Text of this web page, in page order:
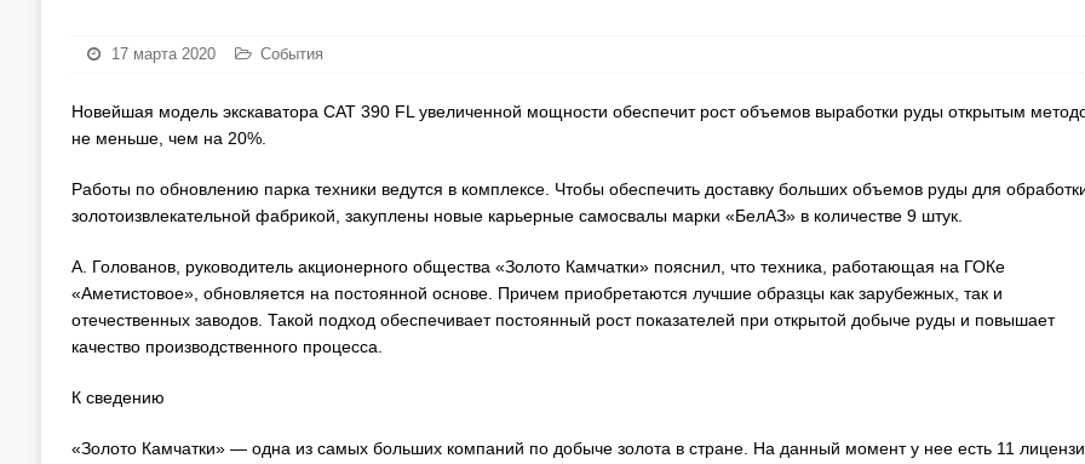
17 марта 2020 События
Новейшая модель экскаватора CAT 390 FL увеличенной мощности обеспечит рост объемов выработки руды открытым
не меньше, чем на 20%.
Работы по обновлению парка техники ведутся в комплексе. Чтобы обеспечить доставку больших объемов руды для
золотоизвлекательной фабрикой, закуплены новые карьерные самосвалы марки «БелАЗ» в количестве 9 штук.
А. Голованов, руководитель акционерного общества «Золото Камчатки» пояснил, что техника, работающая на ГОКе
«Аметистовое», обновляется на постоянной основе. Причем приобретаются лучшие образцы как зарубежных, так и
отечественных заводов. Такой подход обеспечивает постоянный рост показателей при открытой добыче руды и повышает
качество производственного процесса.
К сведению
«Золото Камчатки» — одна из самых больших компаний по добыче золота в стране. На данный момент у нее есть 11